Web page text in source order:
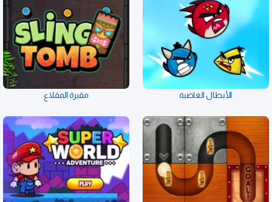
الأبطال الغاضبة مقبرة المقلاع